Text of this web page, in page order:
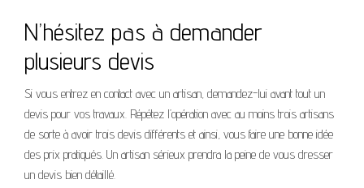
N’hésitez pas à demander
plusieurs devis
Si vous entrez en contact avec un artisan, demandez-lui avant tout un
devis pour vos travaux. Répétez l’opération avec au moins trois artisans
de sorte à avoir trois devis différents et ainsi, vous faire une bonne idée
des prix pratiqués. Un artisan sérieux prendra la peine de vous dresser
un devis bien détaillé.